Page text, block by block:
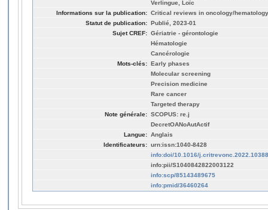
Verlingue, Loïc
Informations sur la publication: Critical reviews in oncology/
Statut de publication: Publié, 2023-01
Sujet CREF: Gériatrie - gérontologie
Hématologie
Cancérologie
Mots-clés: Early phases
Molecular screening
Precision medicine
Rare cancer
Targeted therapy
Note générale: SCOPUS: re.j
DecretOANoAutActif
Langue: Anglais
Identificateurs: urn:issn:1040-8428
info:doi/10.1016/
info:pii/S1040842822003122
info:scp/85143489675
info:pmid/36460264